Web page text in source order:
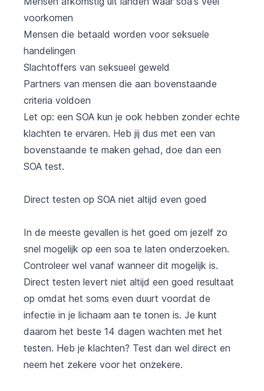
voorkomen
Mensen die betaald worden voor seksuele
handelingen
Slachtoffers van seksueel geweld
Partners van mensen die aan bovenstaande
criteria voldoen
Let op: een SOA kun je ook hebben zonder echte
klachten te ervaren. Heb jij dus met een van
bovenstaande te maken gehad, doe dan een
SOA test.
Direct testen op SOA niet altijd even goed
In de meeste gevallen is het goed om jezelf zo
snel mogelijk op een soa te laten onderzoeken.
Controleer wel vanaf wanneer dit mogelijk is.
Direct testen levert niet altijd een goed resultaat
op omdat het soms even duurt voordat de
infectie in je lichaam aan te tonen is. Je kunt
daarom het beste 14 dagen wachten met het
testen. Heb je klachten? Test dan wel direct en
neem het zekere voor het onzekere.